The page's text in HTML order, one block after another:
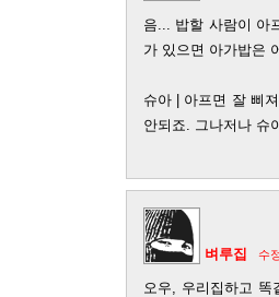
음... 밥할 사람이 아
가 있으면 아가밥은
슈아 | 아프면 잘 삐
안되죠. 그나저나 슈
벼루집 수
오우, 우리집하고